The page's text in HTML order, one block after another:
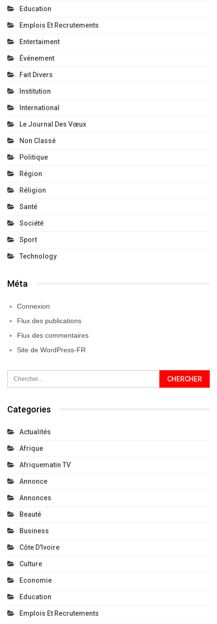
Education
Emplois Et Recrutements
Entertaiment
Événement
Fait Divers
Institution
International
Le Journal Des Vœux
Non Classé
Politique
Région
Réligion
Santé
Société
Sport
Technology
Méta
Connexion
Flux des publications
Flux des commentaires
Site de WordPress-FR
Categories
Actualités
Afrique
Afriquematin TV
Annonce
Annonces
Beauté
Business
Côte D'Ivoire
Culture
Economie
Education
Emplois Et Recrutements